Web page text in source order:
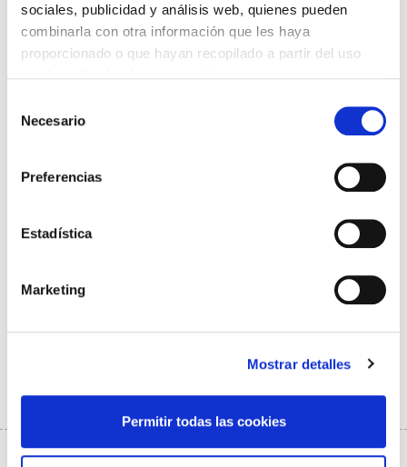
sociales, publicidad y análisis web, quienes pueden
combinarla con otra información que les haya
proporcionado o que hayan recopilado a partir del uso
Necesario
Preferencias
Estadística
Marketing
Mostrar detalles
Permitir todas las cookies
🎬 CLAUSURA DEL X CICLO DE CINE Y MEDICINA
09/10/2025